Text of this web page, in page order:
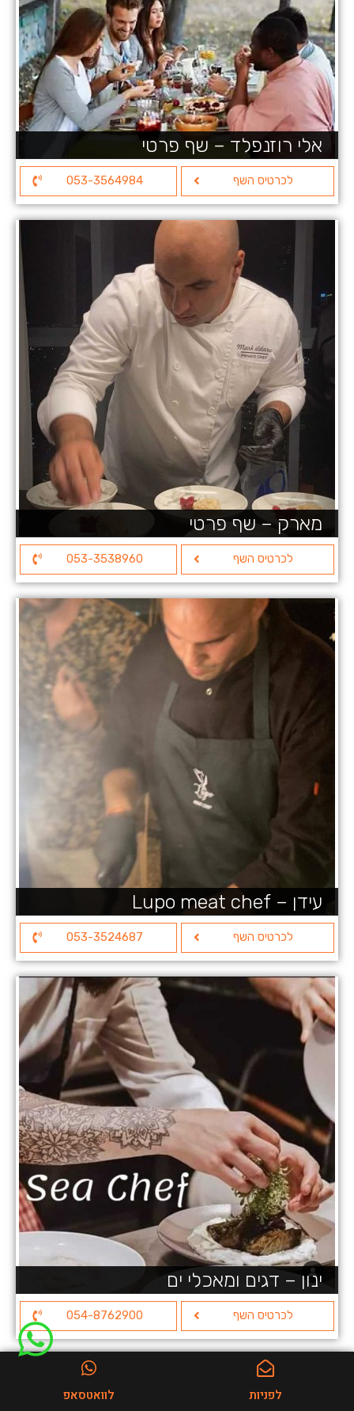
אלי רוזנפלד – שף פרטי
לכרטיס השף 053-3564984
מארק – שף פרטי
לכרטיס השף 053-3538960
עידן – Lupo meat chef
לכרטיס השף 053-3524687
ינון – דגים ומאכלי ים
לכרטיס השף 054-8762900
לפניות לוואטסאפ